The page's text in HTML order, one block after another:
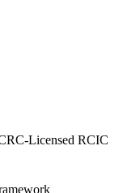
Licensed RCIC